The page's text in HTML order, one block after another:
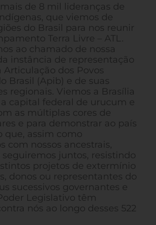
de 8 mil lideranças de
que viemos de
do Brasil para nos reunir
Terra Livre – ATL.
ao chamado de nossa
instância de representação
Articulação dos Povos
Brasil (Apib) e de suas
regionais. Viemos a Brasília
capital federal de urucum e
as múltiplas cores de
e para demonstrar ao país
que, assim como
com nossos ancestrais,
juntos, resistindo
projetos de extermínio
donos ou representantes do
sucessivos governantes e
Legislativo têm
nós ao longo desses 522